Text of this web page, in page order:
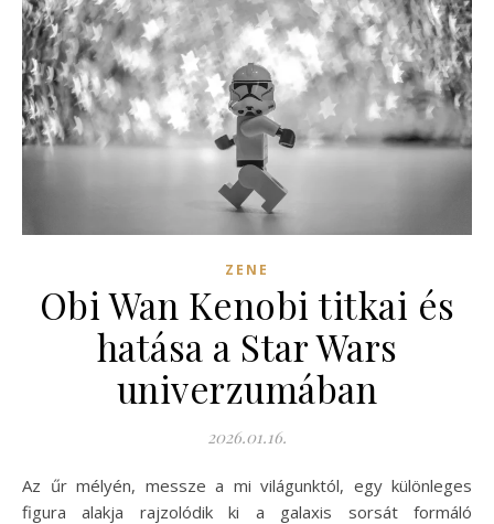
ZENE
Obi Wan Kenobi titkai és
hatása a Star Wars
univerzumában
2026.01.16.
Az űr mélyén, messze a mi világunktól, egy különleges
figura alakja rajzolódik ki a galaxis sorsát formáló